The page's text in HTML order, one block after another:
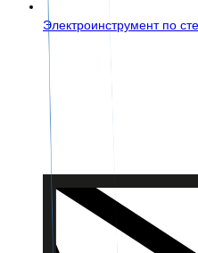
Электроинструмент по